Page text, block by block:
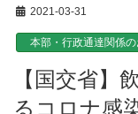
2021-03-31
本部・行政通達関係の
【国交省】飲食の場面及び職場におけ
るコロナ感